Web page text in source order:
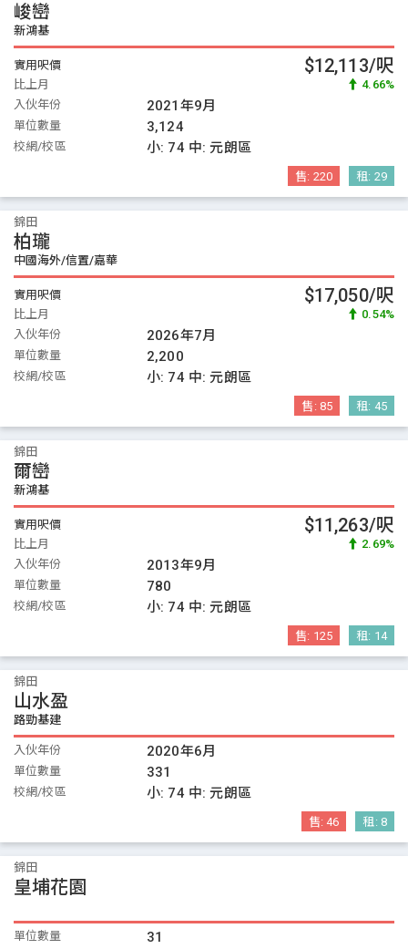
峻巒
新鴻基
實用呎價 $12,113/呎
比上月
4.66%
入伙年份
2021年9月
單位數量 3,124
校網/校區 小: 74 中:元朗區
售: 220 租: 29
錦田
柏瓏
中國海外/信置/嘉華
實用呎價 $17,050/呎
比上月
0.54%
入伙年份
2026年7月
單位數量 2,200
校網/校區 小: 74 中:元朗區
售: 85 租: 45
錦田
爾巒
新鴻基
實用呎價 $11,263/呎
比上月
2.69%
入伙年份
2013年9月
單位數量 780
校網/校區 小: 74 中:元朗區
售: 125 租: 14
錦田
山水盈
路勁基建
入伙年份 2020年6月
單位數量 331
校網/校區 小: 74 中:元朗區
售: 46 租: 8
錦田
皇埔花園
單位數量 31